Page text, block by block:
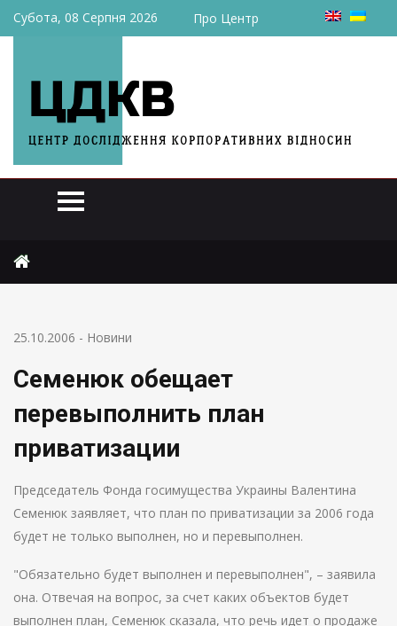
Субота, 08 Серпня 2026 Про Центр
Семенюк обещает перевыполнить план приватизации
25.10.2006 - Новини
Семенюк обещает
перевыполнить план
приватизации
Председатель Фонда госимущества Украины Валентина
Семенюк заявляет, что план по приватизации за 2006 года
будет не только выполнен, но и перевыполнен.
"Обязательно будет выполнен и перевыполнен", – заявила
она. Отвечая на вопрос, за счет каких объектов будет
выполнен план, Семенюк сказала, что речь идет о продаже